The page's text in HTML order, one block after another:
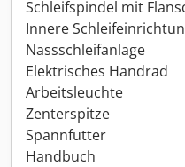
Schleifspindel mit
Innere
Nassschleifanlage
Elektrisches Handrad
Arbeitsleuchte
Zenterspitze
Spannfutter
Handbuch